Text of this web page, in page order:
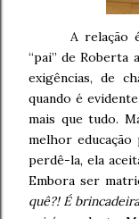
A relação
“pai” de Roberta
exigências, de
quando é
mais que tudo.
melhor educação
perdê-la, ela
Embora ser
quê?! É